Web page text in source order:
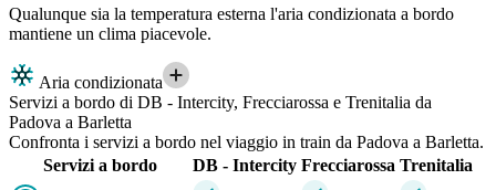
Qualunque sia la temperatura esterna l'aria condizionata a bordo
mantiene un clima piacevole.
Aria condizionata
Servizi a bordo di DB - Intercity, Frecciarossa e Trenitalia da
Padova a Barletta
Confronta i servizi a bordo nel viaggio in train da Padova a Barletta.
Servizi a bordo
DB - Intercity Frecciarossa Trenitalia